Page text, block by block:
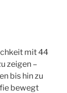
mit 44
zeigen –
bis hin zu
bewegt